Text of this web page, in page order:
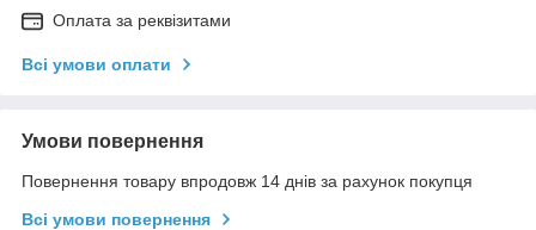
Оплата за реквізитами
Всі умови оплати
Умови повернення
Повернення товару впродовж 14 днів за рахунок покупця
Всі умови повернення